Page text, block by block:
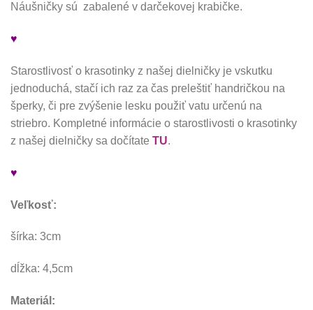
Náušničky sú zabalené v darčekovej krabičke.
♥
Starostlivosť o krasotinky z našej dielničky je vskutku
jednoduchá, stačí ich raz za čas preleštiť handričkou na
šperky, či pre zvýšenie lesku použiť vatu určenú na
striebro. Kompletné informácie o starostlivosti o krasotinky
z našej dielničky sa dočítate TU.
♥
Veľkosť:
šírka: 3cm
dĺžka: 4,5cm
Materiál: